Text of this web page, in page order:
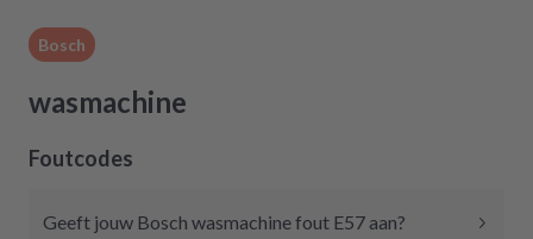
Bosch
wasmachine
Foutcodes
Geeft jouw Bosch wasmachine fout E57 aan?